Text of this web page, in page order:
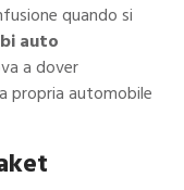
quando si
auto
a dover
propria automobile